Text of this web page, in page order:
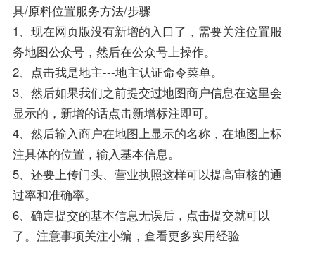
具/原料位置服务方法/步骤
1、现在网页版没有新增的入口了，需要关注位置服
务地图公众号，然后在公众号上操作。
2、点击我是地主---地主认证命令菜单。
3、然后如果我们之前提交过地图商户信息在这里会
显示的，新增的话点击新增标注即可。
4、然后输入商户在地图上显示的名称，在地图上标
注具体的位置，输入基本信息。
5、还要上传门头、营业执照这样可以提高审核的通
过率和准确率。
6、确定提交的基本信息无误后，点击提交就可以
了。注意事项关注小编，查看更多实用经验